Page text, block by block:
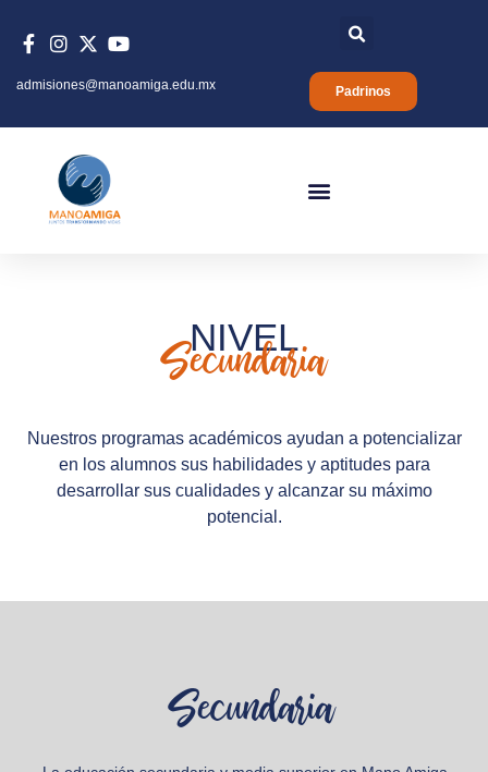
Padrinos
admisiones@manoamiga.edu.mx
NIVEL
Secundaria
Nuestros programas académicos ayudan a potencializar
en los alumnos sus habilidades y aptitudes para
desarrollar sus cualidades y alcanzar su máximo
potencial.
Secundaria